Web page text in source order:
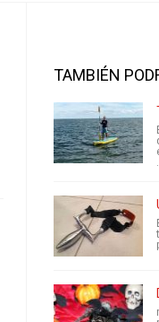
TAMBIÉN